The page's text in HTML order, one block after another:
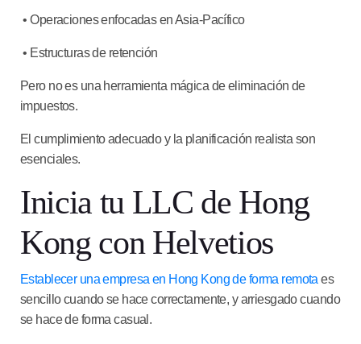
• Operaciones enfocadas en Asia-Pacífico
• Estructuras de retención
Pero no es una herramienta mágica de eliminación de
impuestos.
El cumplimiento adecuado y la planificación realista son
esenciales.
Inicia tu LLC de Hong
Kong con Helvetios
Establecer una empresa en Hong Kong de forma remota es
sencillo cuando se hace correctamente, y arriesgado cuando
se hace de forma casual.